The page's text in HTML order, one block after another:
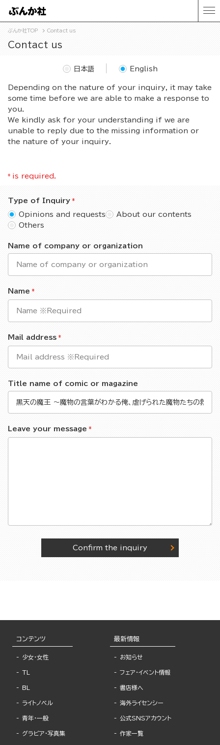
ぶんか社TOP Contact us
Contact us
Depending on the nature of your inquiry, it may take
some time before we are able to make a response to
you.
We kindly ask for your understanding if we are
unable to reply due to the missing information or
the nature of your inquiry.
日本語 English
* is required.
Type of Inquiry
Opinions and requests
About our contents
Others
Name of company or organization
Name
Mail address
Title name of comic or magazine
Leave your message
Confirm the inquiry
コンテンツ
少女・女性
TL
BL
ライトノベル
青年・一般
グラビア・写真集
最新情報
お知らせ
フェア・イベント情報
書店様へ
海外ライセンシー
公式SNSアカウント
作家一覧